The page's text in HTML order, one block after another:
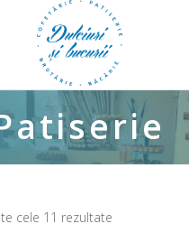
cele 11 rezultate